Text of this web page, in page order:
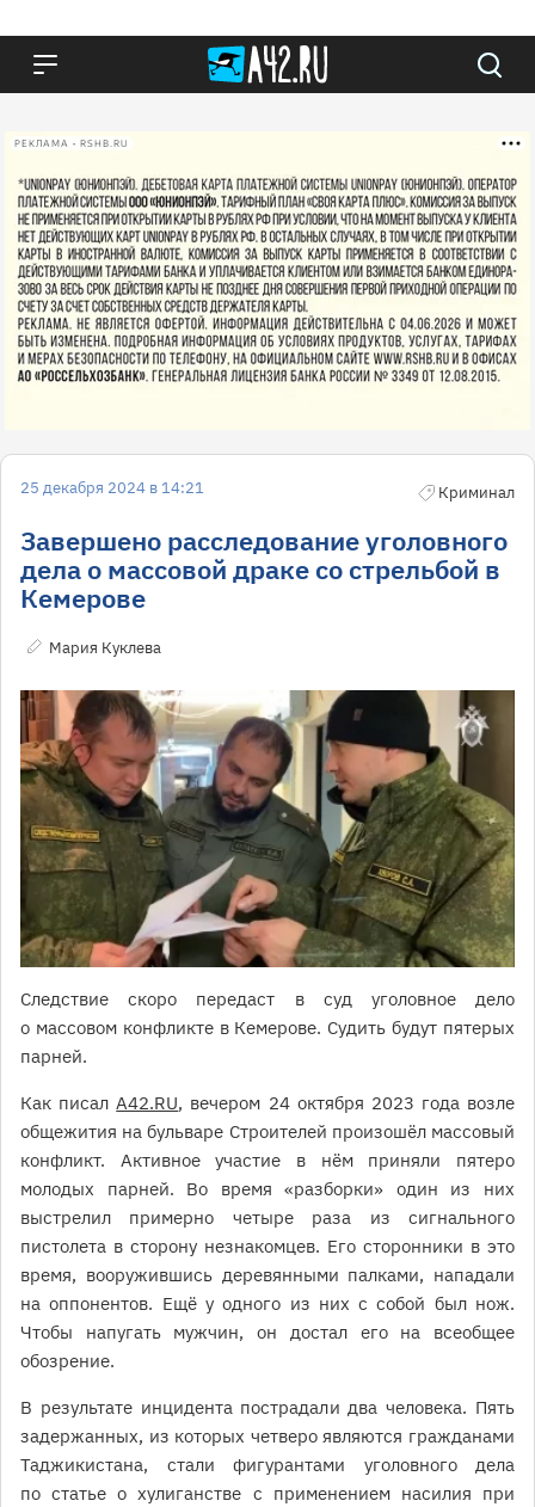
РЕКЛАМА • RSHB.RU
25 декабря 2024 в 14:21 Криминал
Завершено расследование уголовного
дела о массовой драке со стрельбой в
Кемерове
Мария Куклева
Следствие скоро передаст в суд уголовное дело
о массовом конфликте в Кемерове. Судить будут пятерых
парней.
Как писалA42.RU, вечером 24 октября 2023 года возле
общежития на бульваре Строителей произошёл массовый
конфликт. Активное участие в нём приняли пятеро
молодых парней. Во время «разборки» один из них
выстрелил примерно четыре раза из сигнального
пистолета в сторону незнакомцев. Его сторонники в это
время, вооружившись деревянными палками, нападали
на оппонентов. Ещё у одного из них с собой был нож.
Чтобы напугать мужчин, он достал его на всеобщее
обозрение.
В результате инцидента пострадали два человека. Пять
задержанных, из которых четверо являются гражданами
Таджикистана, стали фигурантами уголовного дела
по статье о хулиганстве с применением насилия при